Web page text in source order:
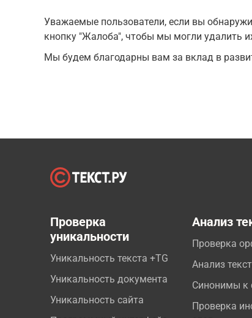
Уважаемые пользователи, если вы
кнопку "Жалоба", чтобы мы могли удалить
Мы будем благодарны вам за вклад в
Проверка
уникальности
Уникальность текста +TG
Уникальность документа
Уникальность сайта
Анализ
Проверка
Анализ
Синонимы к
Проверка